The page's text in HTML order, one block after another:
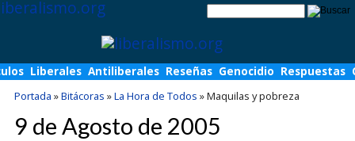
Liberales Antiliberales Reseñas Genocidio Respuestas
Portada »Bitácoras »La Hora de Todos »Maquilas y pobreza
9 de Agosto de 2005